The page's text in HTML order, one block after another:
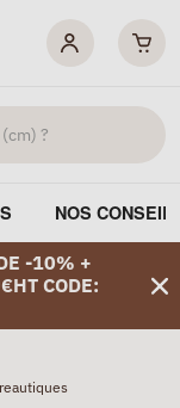
NOS
-10% +
CODE: